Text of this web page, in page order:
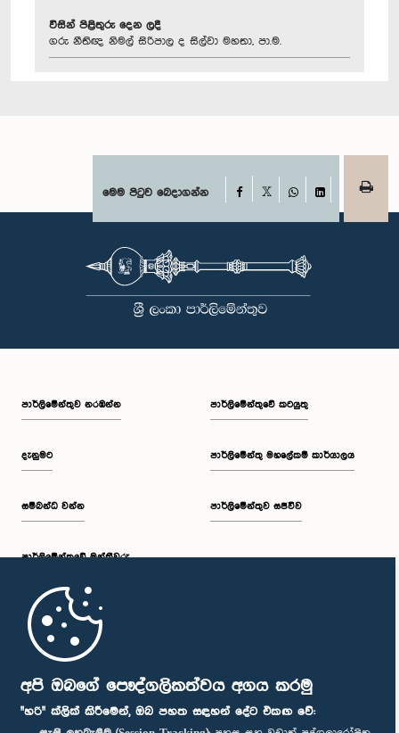
අපි ඔබගේ පෞද්ගලිකත්වය අගය කරමු
"හරි" ක්ලික් කිරීමෙන්, ඔබ පහත සඳහන් දේට එකඟ වේ:
විසින් පිළිතුරු දෙන ලදී
ගරු නීතිඥ නිමල් සිරිපාල ද සිල්වා මහතා, පා.ම.
මෙම පිටුව බෙදාගන්න Facebook
WhatsAppLinkedIn
පාර්ලි‌මේන්තුව නරඹන්න
දැනුමට
සම්බන්ධ වන්න
පාර්ලි‌මේන්තුවේ මන්ත්‍රීවරු
මුල් පිටුව
පාර්ලිමේන්තුවේ කටයුතු
පාර්ලිමේන්තු මහලේකම් කාර්යාලය
පාර්ලිමේන්තුව සජීවීව
පාර්ලිමේන්තු ජංගම යෙදුම